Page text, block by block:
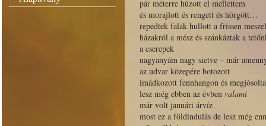
pár méterre húzott el mellettem
és morajlott és rengett és hörgött…
repedtek falak hullott a frissen
házakról a mész és szánkáztak a
a cserepek
nagyanyám nagy sietve – már
az udvar közepére botozott
imádkozott fennhangon és megjósolta
lesz még ebben az évben valami
már volt januári árvíz
most ez a földindulás de lesz még